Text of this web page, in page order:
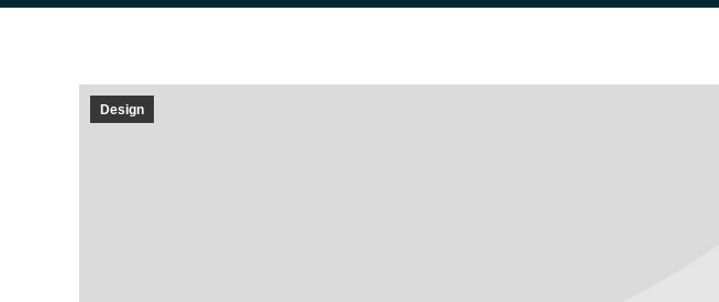
Design